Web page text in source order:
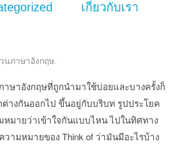
เกี่ยวกับเรา
นภาษาอังกฤษ. ·
าษาอังกฤษที่ถูกนำมาใช้บ่อยและบางครั้งก็
างกันออกไป ขึ้นอยู่กับบริบท รูปประโยค
มายว่าเข้าใจกันแบบไหน ไปในทิศทาง
ามหมายของ Think of ว่ามันมีอะไรบ้าง